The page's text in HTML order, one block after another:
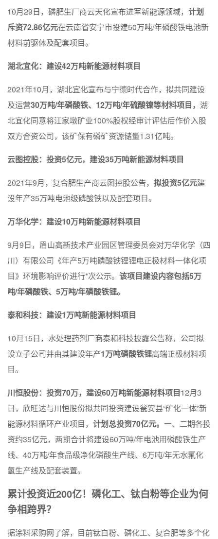
10月29日，磷肥生厂商云天化宣布进军新能源领域， 计划
斥资72.86亿元在云南省安宁市投建50万吨/年磷酸铁电池新
材料前驱体及配套项目。
湖北宜化：建设42万吨新能源材料项目
2021年10月，湖北宜化宣布与宁德时代合作，拟共同建设
及运营30万吨/年磷酸铁、12万吨/年硫酸镍等材料项目， 湖
北宜化同意将江家墩矿业100%股权经审计评估后作价入股
双方合资公司，该矿保有磷矿资源储量1.31亿吨。
云图控股：投资5亿元，建设35万吨新能源材料项目
2021年9月，复合肥生产商云图控股公告， 拟投资5亿元建
设年产35万吨电池级磷酸铁以及配套项目。
万华化学：建设10万吨新能源材料项目
9月9日，眉山高新技术产业园区管理委员会对万华化学（四
川）有限公司《年产5万吨磷酸铁锂锂电正极材料一体化项
目》环境影响评价进行*次公示。 该项目建设内容包括5万
吨/年磷酸铁、5万吨/年磷酸铁锂。
泰和科技：建设1万吨新能源材料项目
10月15日，水处理药剂厂商泰和科技披露公告称，公司拟
设立子公司并由其建设年产1万吨磷酸铁锂高端正极材料项
目。
川恒股份：投资70万，建设60万吨新能源材料项目12月3
日，欣旺达与川恒股份拟共同投资建设瓮安县“矿化一体”新
能源材料循环产业项目， 计划总投资70亿元。 一、二期各投
资约35亿元，两期合计将建设60万吨/年电池用磷酸铁生产
线、40万吨/年食品级净化磷酸生产线、6万吨/年无水氟化
氢生产线及配套装置。
累计投资近200亿！磷化工、钛白粉等企业为何
争相跨界？
据涂料采购网了解，目前钛白粉、磷化工、复合肥等多个化